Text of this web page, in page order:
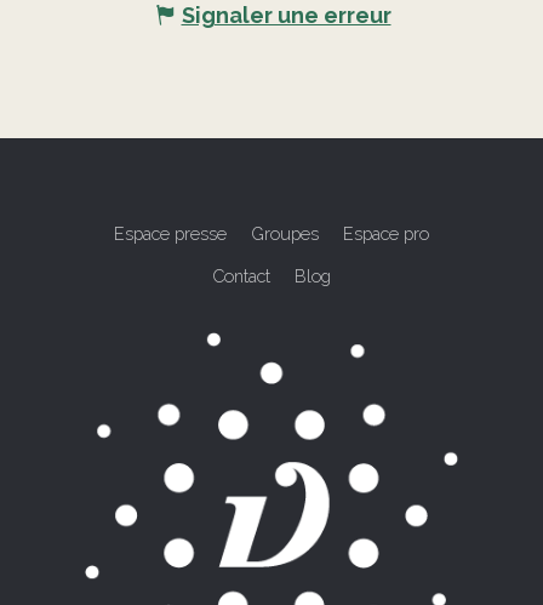
Signaler une erreur
Espace presse Groupes Espace pro
Contact Blog